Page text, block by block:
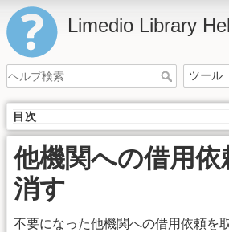
Limedio Library
目次
他機関への借用依
消す
不要になった他機関への借用依頼を